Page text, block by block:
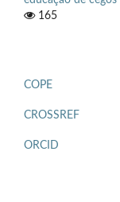
165
COPE
CROSSREF
ORCID